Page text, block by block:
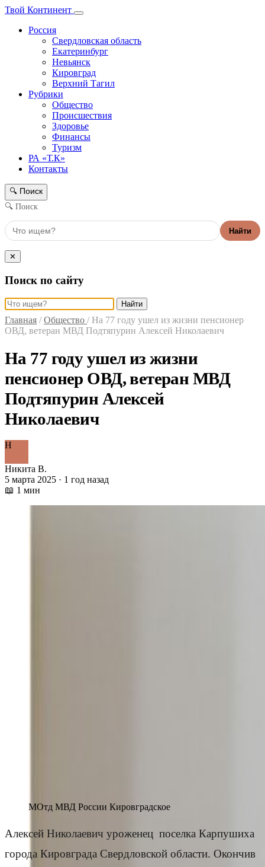
Твой Континент
Россия
Свердловская область
Екатеринбург
Невьянск
Кировград
Верхний Тагил
Рубрики
Общество
Происшествия
Здоровье
Финансы
Туризм
РА «Т.К»
Контакты
🔍 Поиск
🔍 Поиск
Найти
✕
Поиск по сайту
Найти
Главная / Общество / На 77 году ушел из жизни пенсионер
ОВД, ветеран МВД Подтяпурин Алексей Николаевич
На 77 году ушел из жизни
пенсионер ОВД, ветеран МВД
Подтяпурин Алексей
Николаевич
Н
Никита В.
5 марта 2025 · 1 год назад
📖 1 мин
МОтд МВД России Кировградское
Алексей Николаевич уроженец поселка Карпушиха
города Кировграда Свердловской области. Окончив